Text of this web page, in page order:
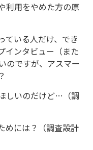
利用をやめた方の原
ている人だけ、でき
インタビュー（また
のですが、アスマー
しいのだけど…（調
めには？（調査設計